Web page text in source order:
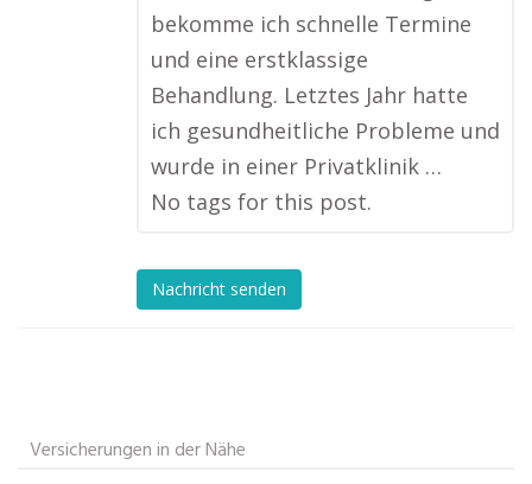
bekomme ich schnelle Termine
und eine erstklassige
Behandlung. Letztes Jahr hatte
ich gesundheitliche Probleme und
wurde in einer Privatklinik …
No tags for this post.
Nachricht senden
Versicherungen in der Nähe